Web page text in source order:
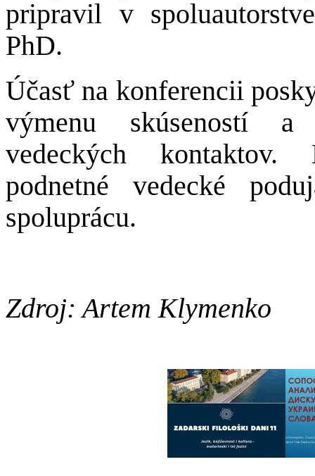
pripravil v
PhD.
Účasť na konferencii
výmenu skúseností a
vedeckých kontaktov.
podnetné vedecké
spoluprácu.
Zdroj: Artem Klymenko